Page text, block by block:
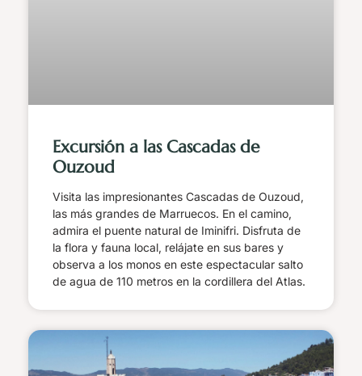
Excursión a las Cascadas de
Ouzoud
Visita las impresionantes Cascadas de Ouzoud,
las más grandes de Marruecos. En el camino,
admira el puente natural de Iminifri. Disfruta de
la flora y fauna local, relájate en sus bares y
observa a los monos en este espectacular salto
de agua de 110 metros en la cordillera del Atlas.